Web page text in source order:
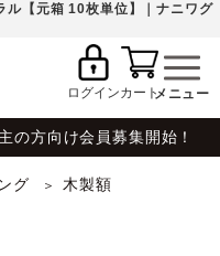
【元箱 10枚単位】｜ナニワグ
ログインカート
の方向け会員募集開始！
グ 木製額